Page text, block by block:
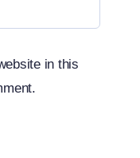
in this